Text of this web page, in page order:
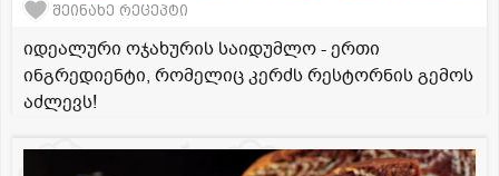
შეინახე რეცეპტი
იდეალური ოჯახურის საიდუმლო - ერთი
ინგრედიენტი, რომელიც კერძს რესტორნის გემოს
აძლევს!